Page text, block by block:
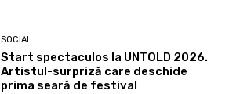
SOCIAL
Start spectaculos la UNTOLD 2026.
Artistul-surpriză care deschide
prima seară de festival